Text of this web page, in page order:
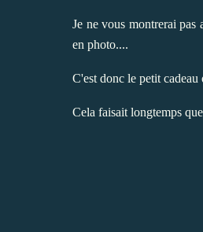
Je ne vous montrerai
en photo....
C'est donc le petit
Cela faisait longtemps